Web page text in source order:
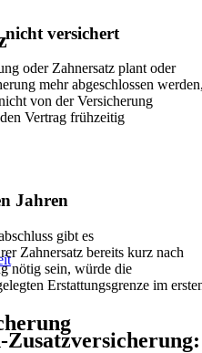
nicht versichert
oder Zahnersatz plant oder
mehr abgeschlossen
von der Versicherung
Vertrag frühzeitig
Jahren
gibt es
Zahnersatz bereits kurz nach
nötig sein, würde die
Erstattungsgrenze im
Zusatzversicherung: